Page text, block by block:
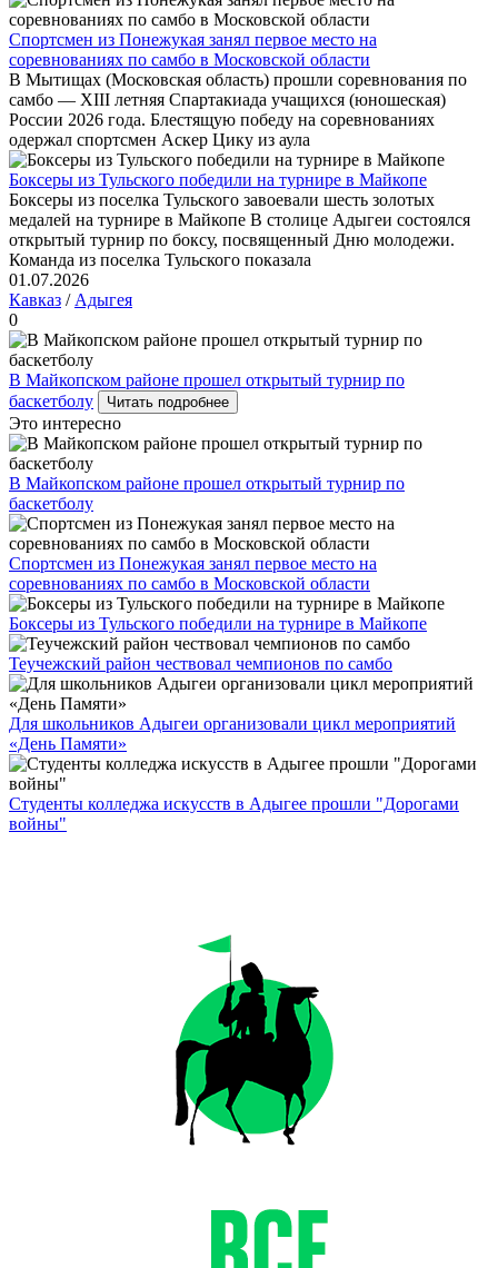
Спортсмен из Понежукая занял первое место на
соревнованиях по самбо в Московской области
В Мытищах (Московская область) прошли соревнования по
самбо — XIII летняя Спартакиада учащихся (юношеская)
России 2026 года. Блестящую победу на соревнованиях
одержал спортсмен Аскер Цику из аула
Боксеры из Тульского победили на турнире в Майкопе
Боксеры из поселка Тульского завоевали шесть золотых
медалей на турнире в Майкопе В столице Адыгеи состоялся
открытый турнир по боксу, посвященный Дню молодежи.
Команда из поселка Тульского показала
01.07.2026
Кавказ / Адыгея
0
В Майкопском районе прошел открытый турнир по
баскетболу
Читать подробнее
Это интересно
В Майкопском районе прошел открытый турнир по
баскетболу
Спортсмен из Понежукая занял первое место на
соревнованиях по самбо в Московской области
Боксеры из Тульского победили на турнире в Майкопе
Теучежский район чествовал чемпионов по самбо
Для школьников Адыгеи организовали цикл мероприятий
«День Памяти»
Студенты колледжа искусств в Адыгее прошли "Дорогами
войны"